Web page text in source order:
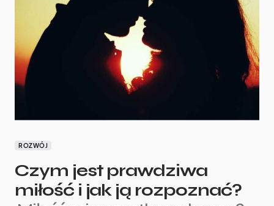
ROZWÓJ
Czym jest prawdziwa
miłość i jak ją rozpoznać?